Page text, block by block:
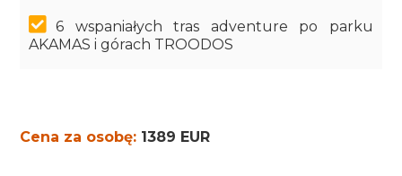
6 wspaniałych tras adventure po parku
AKAMAS i górach TROODOS
Cena za osobę: 1389 EUR